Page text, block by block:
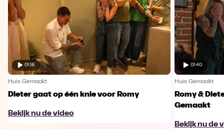
01:18
Huis Gemaakt
Dieter gaat op één knie voor Romy
Bekijk nu de video
01:40
Huis Gemaakt
Romy &
Gemaakt
Bekijk nu de